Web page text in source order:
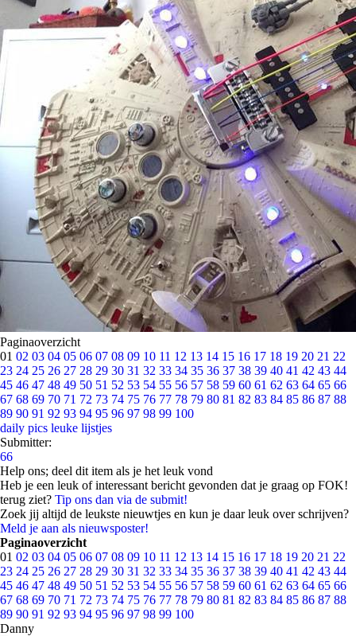
Paginaoverzicht
01 02 03 04 05 06 07 08 09 10 11 12 13 14 15 16 17 18 19 20 21 22
23 24 25 26 27 28 29 30 31 32 33 34 35 36 37 38 39 40 41 42 43 44
45 46 47 48 49 50 51 52 53 54 55 56 57 58 59 60 61 62 63 64 65 66
67 68 69 70 71 72 73 74 75 76 77 78 79 80 81 82 83 84 85 86 87 88
89 90 91 92 93 94 95 96 97 98 99 100
daily pics leuke lijstjes
Submitter:
66
Help ons; deel dit item als je het leuk vond
Heb je een leuk of interessant bericht gevonden dat je graag op FOK!
terug ziet? Tip ons dan via de submit!
Zoek jij altijd de leukste nieuwtjes en kun je daar leuk over schrijven?
Meld je aan als nieuwsposter!
Paginaoverzicht
01 02 03 04 05 06 07 08 09 10 11 12 13 14 15 16 17 18 19 20 21 22
23 24 25 26 27 28 29 30 31 32 33 34 35 36 37 38 39 40 41 42 43 44
45 46 47 48 49 50 51 52 53 54 55 56 57 58 59 60 61 62 63 64 65 66
67 68 69 70 71 72 73 74 75 76 77 78 79 80 81 82 83 84 85 86 87 88
89 90 91 92 93 94 95 96 97 98 99 100
Danny